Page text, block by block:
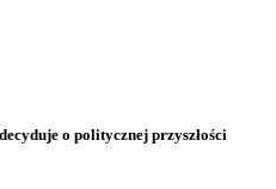
o politycznej przyszłości